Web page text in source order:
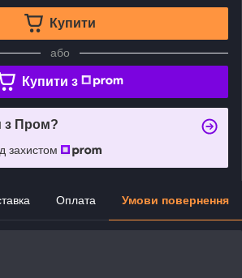
Купити
або
Купити з
з Пром?
захистом
Оплата Умови повернення